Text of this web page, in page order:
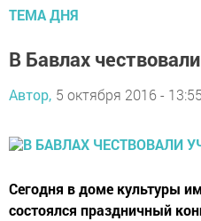
ТЕМА ДНЯ
В Бавлах
Автор, 5 октября 2016 - 13:55
Сегодня в доме культуры
состоялся праздничный